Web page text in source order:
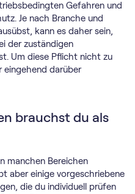
Gefahren und
Je nach Branche und
kann es daher sein,
der zuständigen
Um diese Pflicht nicht zu
eingehend darüber
brauchst du als
manchen Bereichen
aber einige vorgeschriebene
die du individuell prüfen